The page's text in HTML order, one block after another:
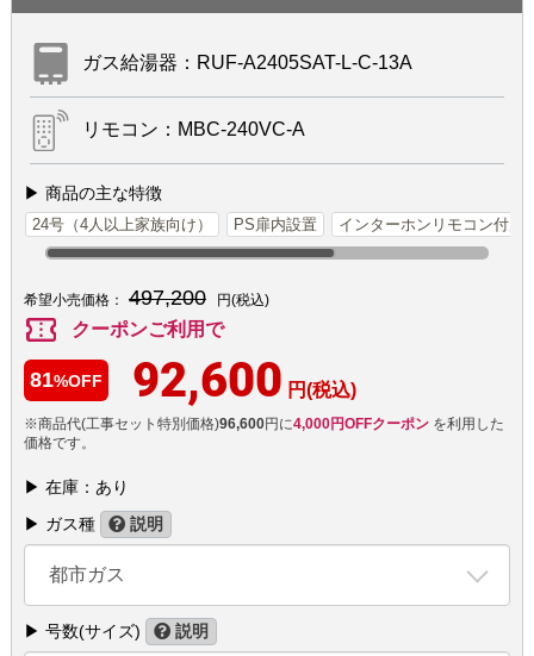
ガス給湯器：RUF-A2405SAT-L-C-13A
リモコン：MBC-240VC-A
▶ 商品の主な特徴
24号（4人以上家族向け） PS扉内設置 インターホンリモコン付属
希望小売価格： 497,200 円(税込)
confirmation_number クーポンご利用で
81%OFF 92,600 円(税込)
※商品代(工事セット特別価格)96,600円に4,000円OFFクーポンを利用した
価格です。
▶ 在庫：あり
▶ ガス種
説明
都市ガス
▶ 号数(サイズ) 説明